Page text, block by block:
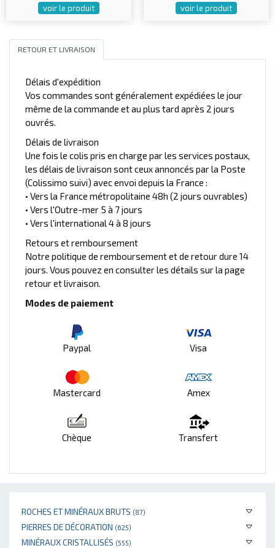
ROCHES ET MINÉRAUX BRUTS (87)
PIERRES DE DÉCORATION (625)
MINÉRAUX CRISTALLISÉS (555)
voir le produit voir le produit
RETOUR ET LIVRAISON
Délais d'expédition
Vos commandes sont généralement expédiées le jour
même de la commande et au plus tard après 2 jours
ouvrés.
Délais de livraison
Une fois le colis pris en charge par les services postaux,
les délais de livraison sont ceux annoncés par la Poste
(Colissimo suivi) avec envoi depuis la France :
• Vers la France métropolitaine 48h (2 jours ouvrables)
• Vers l'Outre-mer 5 à 7 jours
• Vers l'international 4 à 8 jours
Retours et remboursement
Notre politique de remboursement et de retour dure 14
jours. Vous pouvez en consulter les détails sur la page
retour et livraison.
Modes de paiement
Paypal Visa
Mastercard Amex
Chèque Transfert